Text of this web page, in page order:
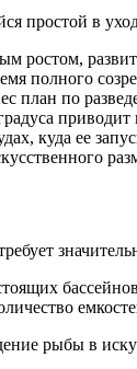
простой в
ростом,
полного
план по
приводит
куда ее
рыбы в